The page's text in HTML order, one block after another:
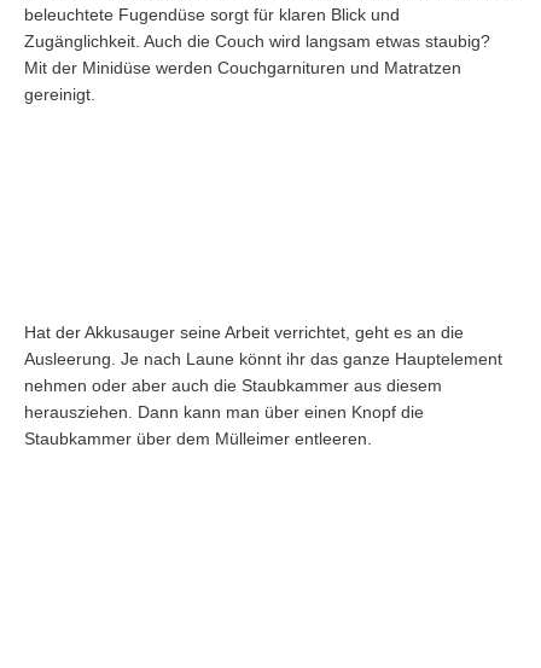
beleuchtete Fugendüse sorgt für klaren Blick und
Zugänglichkeit. Auch die Couch wird langsam etwas staubig?
Mit der Minidüse werden Couchgarnituren und Matratzen
gereinigt.
Hat der Akkusauger seine Arbeit verrichtet, geht es an die
Ausleerung. Je nach Laune könnt ihr das ganze Hauptelement
nehmen oder aber auch die Staubkammer aus diesem
herausziehen. Dann kann man über einen Knopf die
Staubkammer über dem Mülleimer entleeren.